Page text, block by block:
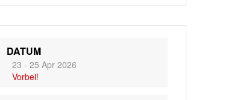
DATUM
23 - 25 Apr 2026
Vorbei!